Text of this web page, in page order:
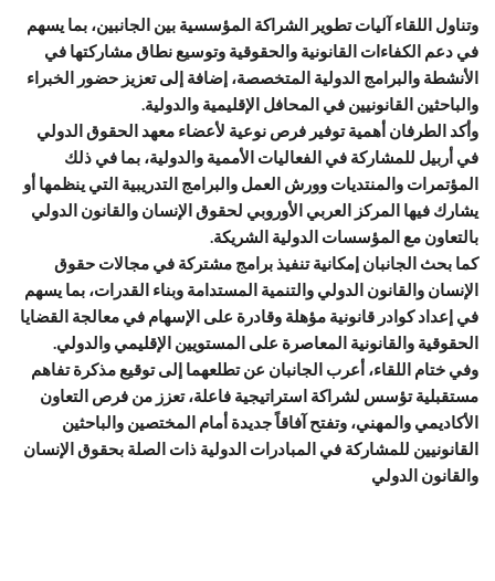
وتناول اللقاء آليات تطوير الشراكة المؤسسية بين الجانبين، بما يسهم
في دعم الكفاءات القانونية والحقوقية وتوسيع نطاق مشاركتها في
الأنشطة والبرامج الدولية المتخصصة، إضافة إلى تعزيز حضور الخبراء
والباحثين القانونيين في المحافل الإقليمية والدولية.
وأكد الطرفان أهمية توفير فرص نوعية لأعضاء معهد الحقوق الدولي
في أربيل للمشاركة في الفعاليات الأممية والدولية، بما في ذلك
المؤتمرات والمنتديات وورش العمل والبرامج التدريبية التي ينظمها أو
يشارك فيها المركز العربي الأوروبي لحقوق الإنسان والقانون الدولي
بالتعاون مع المؤسسات الدولية الشريكة.
كما بحث الجانبان إمكانية تنفيذ برامج مشتركة في مجالات حقوق
الإنسان والقانون الدولي والتنمية المستدامة وبناء القدرات، بما يسهم
في إعداد كوادر قانونية مؤهلة وقادرة على الإسهام في معالجة القضايا
الحقوقية والقانونية المعاصرة على المستويين الإقليمي والدولي.
وفي ختام اللقاء، أعرب الجانبان عن تطلعهما إلى توقيع مذكرة تفاهم
مستقبلية تؤسس لشراكة استراتيجية فاعلة، تعزز من فرص التعاون
الأكاديمي والمهني، وتفتح آفاقاً جديدة أمام المختصين والباحثين
القانونيين للمشاركة في المبادرات الدولية ذات الصلة بحقوق الإنسان
والقانون الدولي